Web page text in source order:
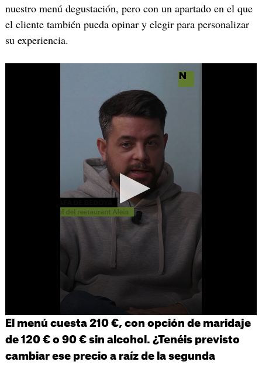
nuestro menú degustación, pero con un apartado en el que
el cliente también pueda opinar y elegir para personalizar
su experiencia.
El menú cuesta 210 €, con opción de maridaje
de 120 € o 90 € sin alcohol. ¿Tenéis previsto
cambiar ese precio a raíz de la segunda